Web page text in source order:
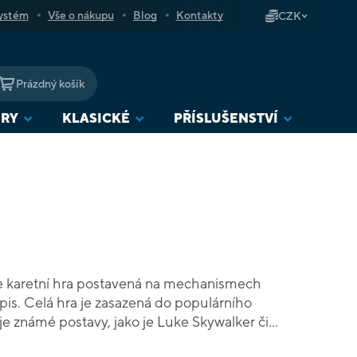
Vše o nákupu Blog Kontakty CZK
NÁKUPNÍ
KOŠÍK
Prázdný košík
KLASICKÉ PŘÍSLUŠENSTVÍ
karetní hra postavená na mechanismech
Celá hra je zasazená do populárního
známé postavy, jako je Luke Skywalker či
a zahrají kartu, přičemž novinkou